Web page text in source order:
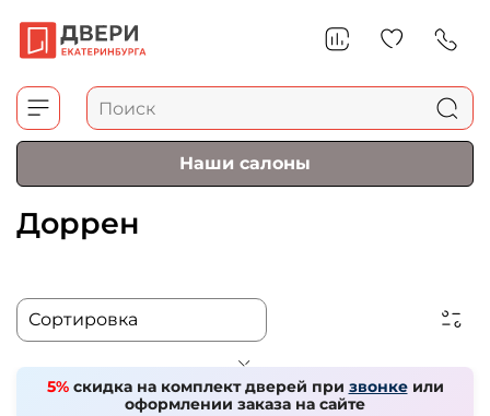
Наши салоны
Доррен
5% скидка на комплект дверей при звонкеили
оформлении заказа на сайте